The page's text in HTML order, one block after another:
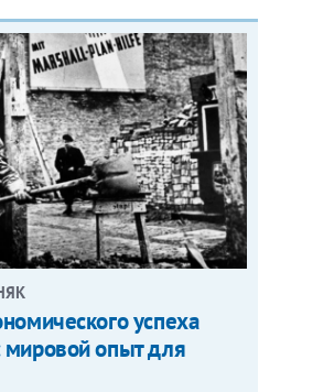
успеха
опыт для